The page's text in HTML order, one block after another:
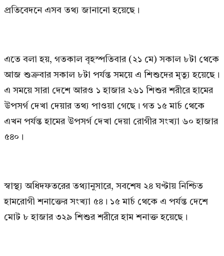
প্রতিবেদনে এসব তথ্য জানানো হয়েছে।
এতে বলা হয়, গতকাল বৃহস্পতিবার (২১ মে) সকাল ৮টা থেকে
আজ শুক্রবার সকাল ৮টা পর্যন্ত সময়ে এ শিশুদের মৃত্যু হয়েছে।
এ সময়ে সারা দেশে আরও ১ হাজার ২৬১ শিশুর শরীরে হামের
উপসর্গ দেখা দেয়ার তথ্য পাওয়া গেছে। গত ১৫ মার্চ থেকে
এখন পর্যন্ত হামের উপসর্গ দেখা দেয়া রোগীর সংখ্যা ৬০ হাজার
৫৪০।
স্বাস্থ্য অধিদফতরের তথ্যানুসারে, সবশেষ ২৪ ঘণ্টায় নিশ্চিত
হামরোগী শনাক্তের সংখ্যা ৫৪। ১৫ মার্চ থেকে এ পর্যন্ত দেশে
মোট ৮ হাজার ৩২৯ শিশুর শরীরে হাম শনাক্ত হয়েছে।